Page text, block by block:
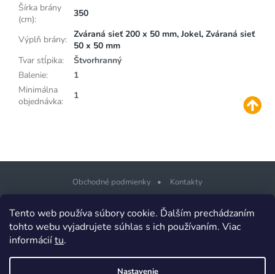
Tento web používa súbory cookie. Ďalším prechádzaním
tohto webu vyjadrujete súhlas s ich používaním. Viac
informáciítu.
Nastavenie
Šírka brány
(cm):
350
Výplň brány: Zváraná sieť 200 x 50 mm, Jokel, Zváraná sieť
50 x 50 mm
Tvar stĺpika:
Štvorhranný
Balenie:
1
Minimálna
objednávka:
1
Obchodné podmienky Kontakty
Copyright 2026
práva vyhradené.
Design šablony vytvořilShoptetak.cz